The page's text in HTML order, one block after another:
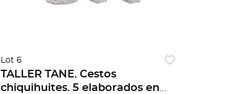
Lot 6
TALLER TANE. Cestos
chiquihuites. 5 elaborados en